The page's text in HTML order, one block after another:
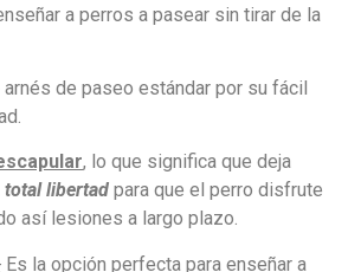
a perros a pasear sin tirar de la
de paseo estándar por su fácil
, lo que significa que deja
total libertad para que el perro disfrute
así lesiones a largo plazo.
Es la opción perfecta para enseñar a